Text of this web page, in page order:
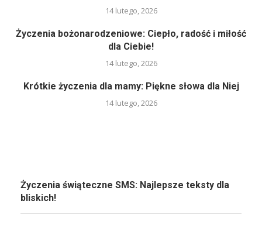
14 lutego, 2026
Życzenia bożonarodzeniowe: Ciepło, radość i miłość
dla Ciebie!
14 lutego, 2026
Krótkie życzenia dla mamy: Piękne słowa dla Niej
14 lutego, 2026
Życzenia świąteczne SMS: Najlepsze teksty dla
bliskich!